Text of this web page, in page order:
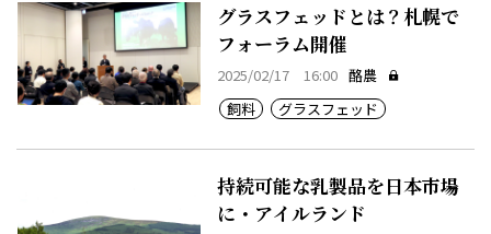
グラスフェッドとは？札幌で
フォーラム開催
2025/02/17 16:00 酪農
飼料
グラスフェッド
持続可能な乳製品を日本市場
に・アイルランド